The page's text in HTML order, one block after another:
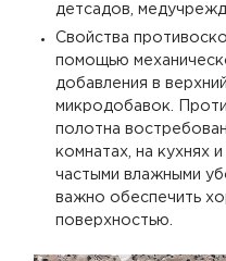
детсадов,
Свойства
помощью
добавления в
микродобавок.
полотна
комнатах, на кухнях
частыми влажными
важно обеспечить
поверхностью.